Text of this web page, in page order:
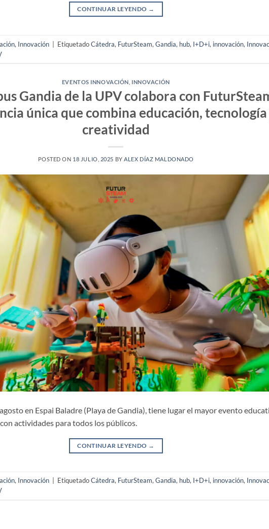
CONTINUAR LEYENDO →
, Innovación EtiquetadoCátedra, FuturSteam, Gandia, hub, I+D+i, innovación,
EVENTOS INNOVACIÓN INNOVACIÓN
Gandia de la UPV colabora con
única que combina educación,
creatividad
POSTED ON 18 JULIO, 2025 BYALEX DÍAZ MALDONADO
en Espai Baladre (Playa de Gandia), tiene lugar el mayor evento
actividades para todos los públicos.
CONTINUAR LEYENDO →
, Innovación EtiquetadoCátedra, FuturSteam, Gandia, hub, I+D+i, innovación,